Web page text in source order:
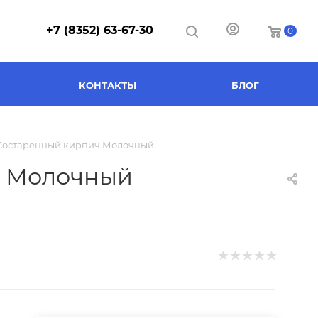
+7 (8352) 63-67-30 0
Отделочные материалы
КОНТАКТЫ БЛОГ
кирпич Молочный
Молочный